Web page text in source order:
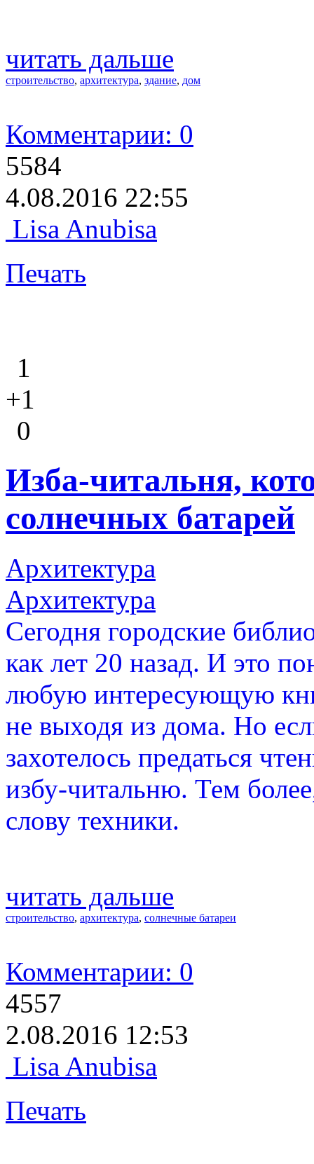
читать дальше
строительство, архитектура, здание, дом
Комментарии: 0
5584
4.08.2016 22:55
Lisa Anubisa
Печать
1
+1
0
Изба-читальня,
солнечных батарей
Архитектура
Архитектура
Сегодня городские
как лет 20 назад. И это
любую интересующую
не выходя из дома. Но
захотелось предаться
избу-читальню. Тем
слову техники.
читать дальше
строительство, архитектура, солнечные батареи
Комментарии: 0
4557
2.08.2016 12:53
Lisa Anubisa
Печать